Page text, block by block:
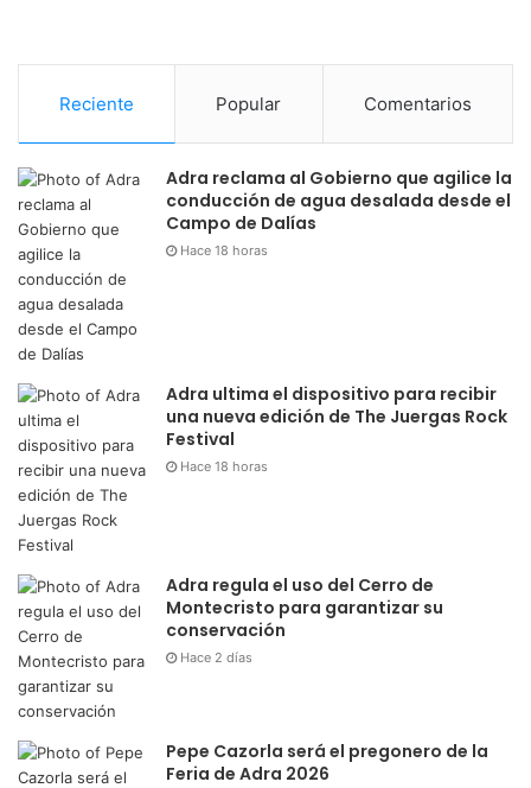
Reciente Popular Comentarios
Adra reclama al Gobierno que agilice la
conducción de agua desalada desde el
Campo de Dalías
Hace 18 horas
Adra ultima el dispositivo para recibir
una nueva edición de The Juergas Rock
Festival
Hace 18 horas
Adra regula el uso del Cerro de
Montecristo para garantizar su
conservación
Hace 2 días
Pepe Cazorla será el pregonero de la
Feria de Adra 2026